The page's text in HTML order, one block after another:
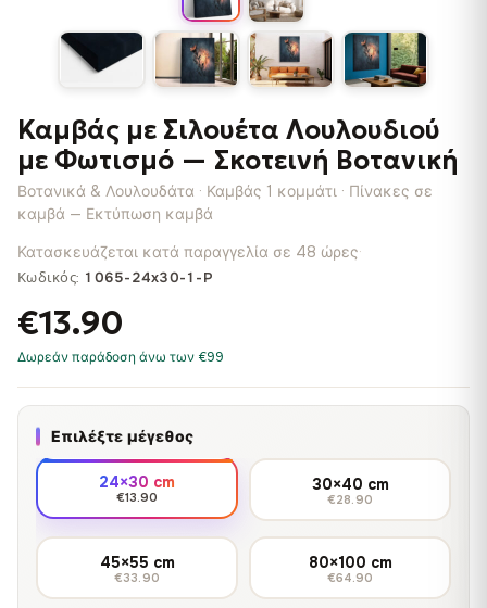
Καμβάς με Σιλουέτα Λουλουδιού
με Φωτισμό — Σκοτεινή Βοτανική
Βοτανικά & Λουλουδάτα · Καμβάς 1 κομμάτι · Πίνακες σε
καμβά — Εκτύπωση καμβά
Κατασκευάζεται κατά παραγγελία σε 48 ώρες·
Κωδικός: 1065-24x30-1-P
€13.90
Δωρεάν παράδοση άνω των €99
Επιλέξτε μέγεθος
24×30 cm
€13.90
30×40 cm
€28.90
45×55 cm
€33.90
80×100 cm
€64.90